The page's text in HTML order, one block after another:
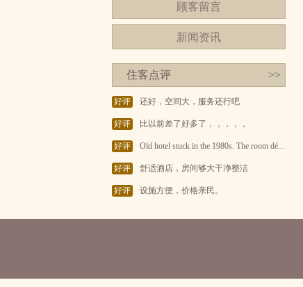
顾客留言
新闻资讯
住客点评 >>
好评 还好，空间大，服务还行吧
好评 比以前差了好多了，，，，，
好评 Old hotel stuck in the 1980s. The room dé...
好评 舒适酒店，房间够大干净整洁
好评 设施方便，价格亲民。